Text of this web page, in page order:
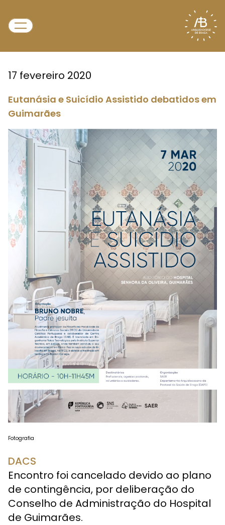
17 fevereiro 2020
Eutanásia e Suicídio Assistido debatidos em
Guimarães
Fotografia
DACS
Encontro foi cancelado devido ao plano
de contingência, por deliberação do
Conselho de Administração do Hospital
de Guimarães.